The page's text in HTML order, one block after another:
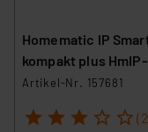
Homematic IP
kompakt plus HmIP-
Artikel-Nr. 157681
1 2 3 4 5